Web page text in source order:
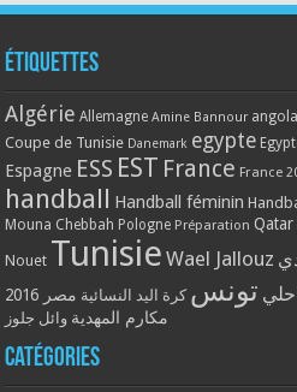
Étiquettes
Algérie Allemagne Amine Bannour angola
Coupe de Tunisie Danemark egypte
Espagne ESS EST France France
handball Handball féminin
Mouna Chebbah Pologne Préparation Qatar
Nouet Tunisie Wael Jallouz
تونس كرة اليد النسائية مصر 2016
مكارم المهدية وائل جلوز
Catégories